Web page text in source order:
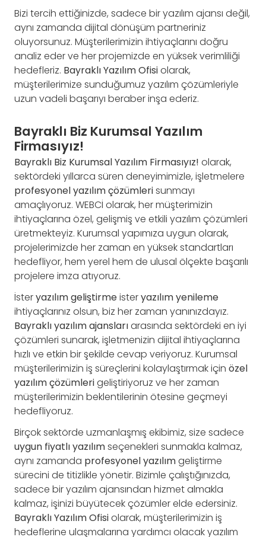
Bizi tercih ettiğinizde, sadece bir yazılım ajansı değil,
aynı zamanda dijital dönüşüm partneriniz
oluyorsunuz. Müşterilerimizin ihtiyaçlarını doğru
analiz eder ve her projemizde en yüksek verimliliği
hedefleriz. Bayraklı Yazılım Ofisiolarak,
müşterilerimize sunduğumuz yazılım çözümleriyle
uzun vadeli başarıyı beraber inşa ederiz.
Bayraklı Biz Kurumsal Yazılım
Firmasıyız!
Bayraklı Biz Kurumsal Yazılım Firmasıyız! olarak,
sektördeki yıllarca süren deneyimimizle, işletmelere
profesyonel yazılım çözümlerisunmayı
amaçlıyoruz. WEBCİ olarak, her müşterimizin
ihtiyaçlarına özel, gelişmiş ve etkili yazılım çözümleri
üretmekteyiz. Kurumsal yapımıza uygun olarak,
projelerimizde her zaman en yüksek standartları
hedefliyor, hem yerel hem de ulusal ölçekte başarılı
projelere imza atıyoruz.
İsteryazılım geliştirmeisteryazılım yenileme
ihtiyaçlarınız olsun, biz her zaman yanınızdayız.
Bayraklı yazılım ajanslarıarasında sektördeki en iyi
çözümleri sunarak, işletmenizin dijital ihtiyaçlarına
hızlı ve etkin bir şekilde cevap veriyoruz. Kurumsal
müşterilerimizin iş süreçlerini kolaylaştırmak için özel
yazılım çözümlerigeliştiriyoruz ve her zaman
müşterilerimizin beklentilerinin ötesine geçmeyi
hedefliyoruz.
Birçok sektörde uzmanlaşmış ekibimiz, size sadece
uygun fiyatlı yazılımseçenekleri sunmakla kalmaz,
aynı zamanda profesyonel yazılımgeliştirme
sürecini de titizlikle yönetir. Bizimle çalıştığınızda,
sadece bir yazılım ajansından hizmet almakla
kalmaz, işinizi büyütecek çözümler elde edersiniz.
Bayraklı Yazılım Ofisiolarak, müşterilerimizin iş
hedeflerine ulaşmalarına yardımcı olacak yazılım